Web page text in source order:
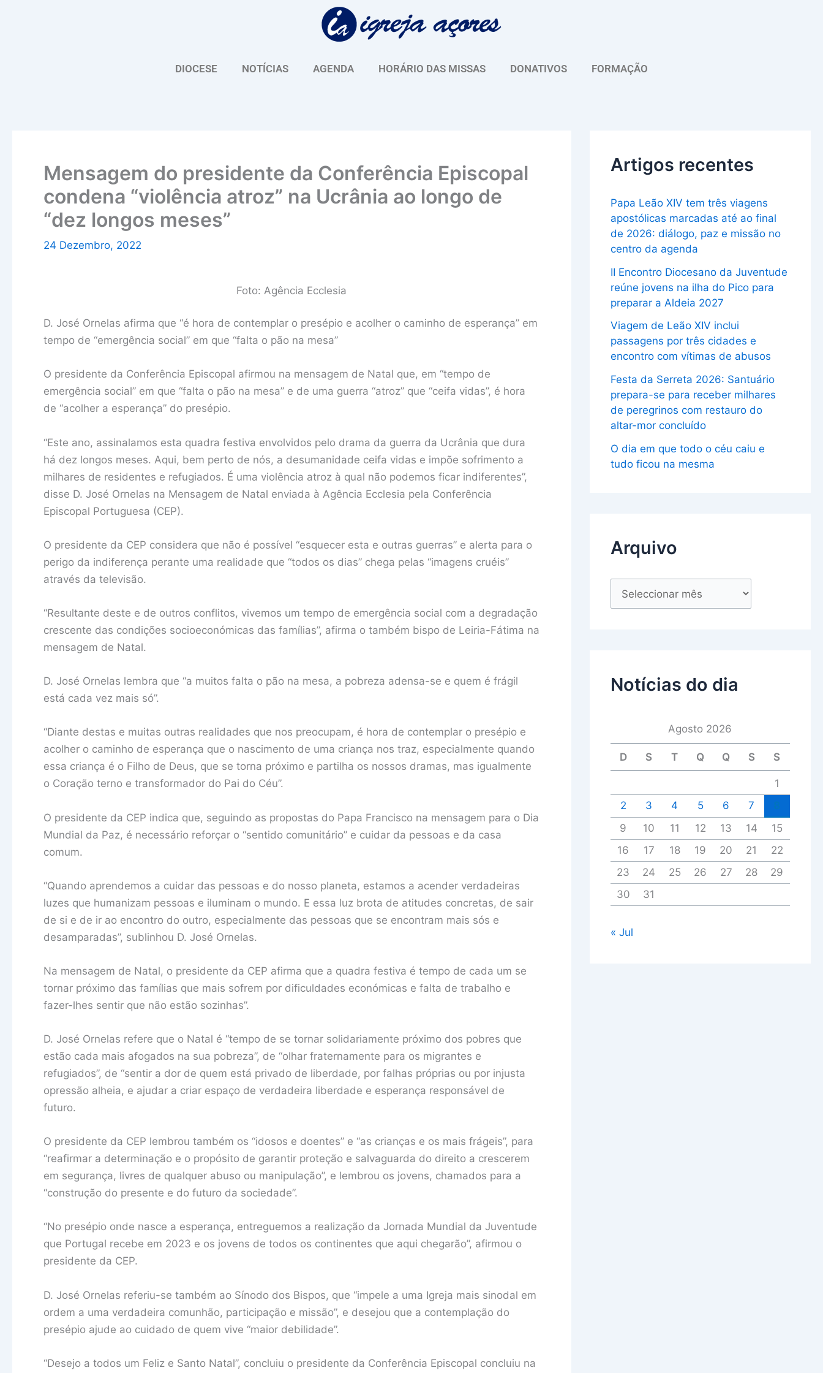
DIOCESE NOTÍCIAS AGENDA HORÁRIO DAS MISSAS DONATIVOS FORMAÇÃO
Mensagem do presidente da Conferência Episcopal
condena “violência atroz” na Ucrânia ao longo de
“dez longos meses”
24 Dezembro, 2022
Foto: Agência Ecclesia
D. José Ornelas afirma que “é hora de contemplar o presépio e acolher o caminho de esperança” em
tempo de “emergência social” em que “falta o pão na mesa”
O presidente da Conferência Episcopal afirmou na mensagem de Natal que, em “tempo de
emergência social” em que “falta o pão na mesa” e de uma guerra “atroz” que “ceifa vidas”, é hora
de “acolher a esperança” do presépio.
“Este ano, assinalamos esta quadra festiva envolvidos pelo drama da guerra da Ucrânia que dura
há dez longos meses. Aqui, bem perto de nós, a desumanidade ceifa vidas e impõe sofrimento a
milhares de residentes e refugiados. É uma violência atroz à qual não podemos ficar indiferentes”,
disse D. José Ornelas na Mensagem de Natal enviada à Agência Ecclesia pela Conferência
Episcopal Portuguesa (CEP).
O presidente da CEP considera que não é possível “esquecer esta e outras guerras” e alerta para o
perigo da indiferença perante uma realidade que “todos os dias” chega pelas “imagens cruéis”
através da televisão.
“Resultante deste e de outros conflitos, vivemos um tempo de emergência social com a degradação
crescente das condições socioeconómicas das famílias”, afirma o também bispo de Leiria-Fátima na
mensagem de Natal.
D. José Ornelas lembra que “a muitos falta o pão na mesa, a pobreza adensa-se e quem é frágil
está cada vez mais só”.
“Diante destas e muitas outras realidades que nos preocupam, é hora de contemplar o presépio e
acolher o caminho de esperança que o nascimento de uma criança nos traz, especialmente quando
essa criança é o Filho de Deus, que se torna próximo e partilha os nossos dramas, mas igualmente
o Coração terno e transformador do Pai do Céu”.
O presidente da CEP indica que, seguindo as propostas do Papa Francisco na mensagem para o Dia
Mundial da Paz, é necessário reforçar o “sentido comunitário” e cuidar da pessoas e da casa
comum.
“Quando aprendemos a cuidar das pessoas e do nosso planeta, estamos a acender verdadeiras
luzes que humanizam pessoas e iluminam o mundo. E essa luz brota de atitudes concretas, de sair
de si e de ir ao encontro do outro, especialmente das pessoas que se encontram mais sós e
desamparadas”, sublinhou D. José Ornelas.
Na mensagem de Natal, o presidente da CEP afirma que a quadra festiva é tempo de cada um se
tornar próximo das famílias que mais sofrem por dificuldades económicas e falta de trabalho e
fazer-lhes sentir que não estão sozinhas”.
D. José Ornelas refere que o Natal é “tempo de se tornar solidariamente próximo dos pobres que
estão cada mais afogados na sua pobreza”, de “olhar fraternamente para os migrantes e
refugiados”, de “sentir a dor de quem está privado de liberdade, por falhas próprias ou por injusta
opressão alheia, e ajudar a criar espaço de verdadeira liberdade e esperança responsável de
futuro.
O presidente da CEP lembrou também os “idosos e doentes” e “as crianças e os mais frágeis”, para
“reafirmar a determinação e o propósito de garantir proteção e salvaguarda do direito a crescerem
em segurança, livres de qualquer abuso ou manipulação”, e lembrou os jovens, chamados para a
“construção do presente e do futuro da sociedade”.
“No presépio onde nasce a esperança, entreguemos a realização da Jornada Mundial da Juventude
que Portugal recebe em 2023 e os jovens de todos os continentes que aqui chegarão”, afirmou o
presidente da CEP.
D. José Ornelas referiu-se também ao Sínodo dos Bispos, que “impele a uma Igreja mais sinodal em
ordem a uma verdadeira comunhão, participação e missão”, e desejou que a contemplação do
presépio ajude ao cuidado de quem vive “maior debilidade”.
“Desejo a todos um Feliz e Santo Natal”, concluiu o presidente da Conferência Episcopal concluiu na
Artigos recentes
Papa Leão XIV tem três viagens
apostólicas marcadas até ao final
de 2026: diálogo, paz e missão no
centro da agenda
II Encontro Diocesano da Juventude
reúne jovens na ilha do Pico para
preparar a Aldeia 2027
Viagem de Leão XIV inclui
passagens por três cidades e
encontro com vítimas de abusos
Festa da Serreta 2026: Santuário
prepara-se para receber milhares
de peregrinos com restauro do
altar-mor concluído
O dia em que todo o céu caiu e
tudo ficou na mesma
Arquivo
u
Notícias do dia
Agosto 2026
D S T Q Q S S
1
2
3 4 5 6 7
9
10 11 12 13 14
15
16
17 18 19 20 21
22
23
24 25 26 27 28
29
30
31
« Jul